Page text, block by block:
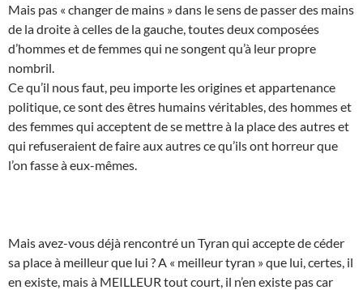
Mais pas « changer de mains » dans le sens de passer des mains
de la droite à celles de la gauche, toutes deux composées
d’hommes et de femmes qui ne songent qu’à leur propre
nombril.
Ce qu’il nous faut, peu importe les origines et appartenance
politique, ce sont des êtres humains véritables, des hommes et
des femmes qui acceptent de se mettre à la place des autres et
qui refuseraient de faire aux autres ce qu’ils ont horreur que
l’on fasse à eux-mêmes.
Mais avez-vous déjà rencontré un Tyran qui accepte de céder
sa place à meilleur que lui ? A « meilleur tyran » que lui, certes, il
en existe, mais à MEILLEUR tout court, il n’en existe pas car